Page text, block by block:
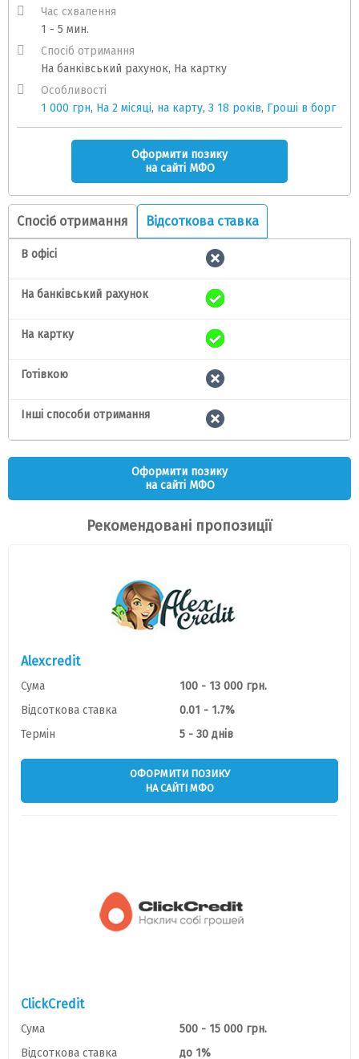
Час схвалення
1 - 5 мин.
Спосіб отримання
На банківський рахунок, На картку
Особливості
1 000 грн, На 2 місяці, на карту, З 18 років, Гроші в борг
Оформити позику
на сайті МФО
Спосіб отримання Відсоткова ставка
В офісі
На банківський рахунок
На картку
Готівкою
Інші способи отримання
Оформити позику
на сайті МФО
Рекомендовані пропозиції
Alexcredit
Сума
100 - 13 000 грн.
Відсоткова ставка
0.01 - 1.7%
Термін
5 - 30 днів
ОФОРМИТИ ПОЗИКУ
НА САЙТІ МФО
ClickCredit
Сума
500 - 15 000 грн.
Відсоткова ставка
до 1%